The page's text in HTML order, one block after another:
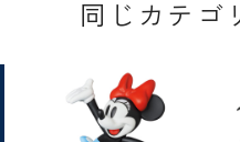
ス スターウォーズ
同じカテゴ